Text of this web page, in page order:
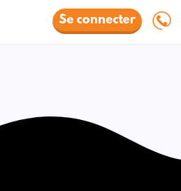
Se connecter